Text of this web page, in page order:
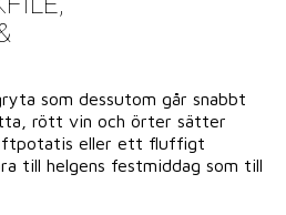
som dessutom går snabbt
rött vin och örter sätter
eller ett fluffigt
till helgens festmiddag som till